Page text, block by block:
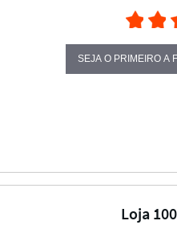
SEJA O PRIMEIRO A